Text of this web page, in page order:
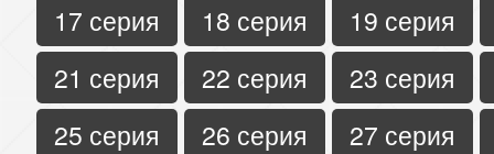
17 серия
18 серия
19 серия
21 серия
22 серия
23 серия
25 серия
26 серия
27 серия